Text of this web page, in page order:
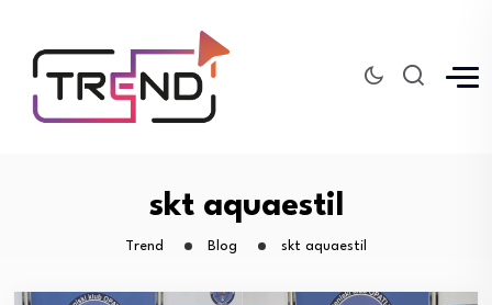
skt aquaestil
Trend Blog skt aquaestil